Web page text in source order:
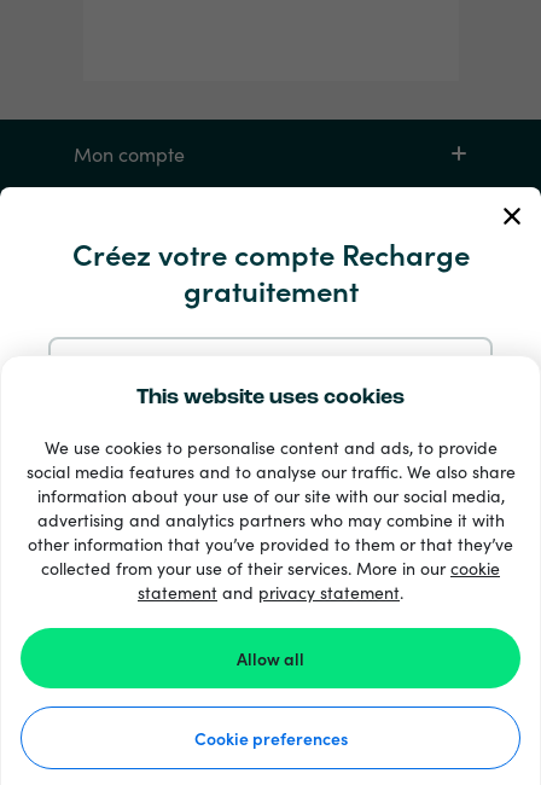
This website uses cookies
We use cookies to personalise content and ads, to provide
social media features and to analyse our traffic. We also share
information about your use of our site with our social media,
advertising and analytics partners who may combine it with
other information that you’ve provided to them or that they’ve
collected from your use of their services. More in ourcookie
statement and privacy statement.
Allow all
Cookie preferences
Créez votre compte Recharge
gratuitement
S'inscrire avec Google
S'inscrire avec Facebook
En vous inscrivant à Recharge.com vous acceptez notre
conditions généralesetDéclaration De Confidentialité.
Mon compte
33 + modes de paiement
Voir tout
Comment ça marche ?
Déclaration de confidentialité